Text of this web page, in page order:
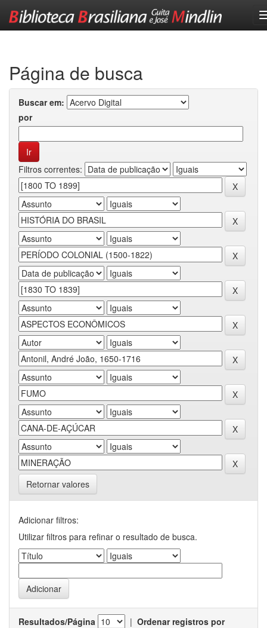
Página de busca
Buscar em:
por
Filtros correntes:
Retornar valores
Adicionar filtros:
Utilizar filtros para refinar o resultado de busca.
Resultados/Página | Ordenar registros por